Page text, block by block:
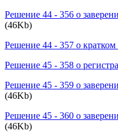
Решение 44 - 356 о
(46Kb)
Решение 44 - 357 о
Решение 45 - 358 о
Решение 45 - 359 о
(46Kb)
Решение 45 - 360 о
(46Kb)